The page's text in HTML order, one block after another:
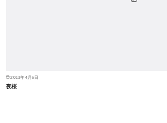
2013年4月6日
夜桜